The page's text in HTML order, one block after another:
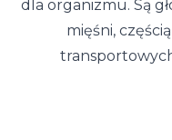
dla organizmu. Są
mięśni,